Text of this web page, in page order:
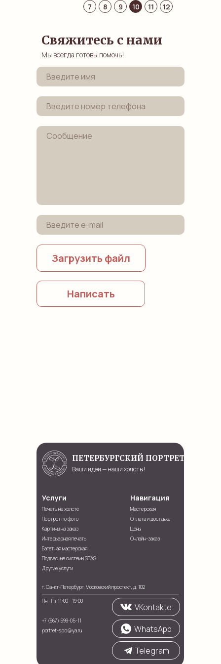
7
8 9 10 11 12
Свяжитесь с нами
Мы всегда готовы помочь!
Загрузить файл
Написать
ПЕТЕРБУРГСКИЙ ПОРТРЕТ
Ваши идеи — наши холсты!
Услуги
Картины на заказ
Печать на холсте
Портрет по фото
Интерьерная печать
Багетная мастерская
Подвесные системы STAS
Другие услуги
Навигация
Мастерская
Оплата и доставка
Цены
Онлайн-заказ
г. Санкт-Петербург, Московский проспект, д. 102
Пн - Пт 11:00 - 19:00
+7 (967) 599-05-11
portret-spb@ya.ru
VKontakte
Telegram
WhatsApp